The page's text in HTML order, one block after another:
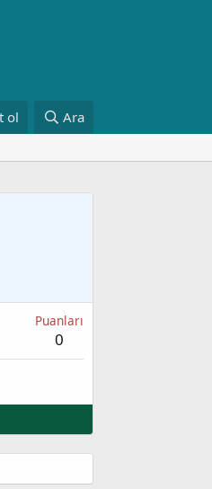
ol Ara
Puanları
0